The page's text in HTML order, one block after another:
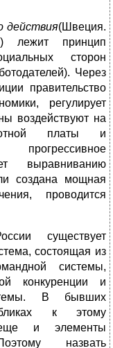
действия(Швеция.
лежит принцип
сторон
Через
правительство
регулирует
воздействуют на
платы и
прогрессивное
выравниванию
создана мощная
проводится
существует
состоящая из
системы,
конкуренции и
В бывших
к этому
еще и элементы
назвать